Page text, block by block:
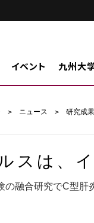
イベント 九州大
ニュース 研究成果
スは、
の融合研究でC型肝